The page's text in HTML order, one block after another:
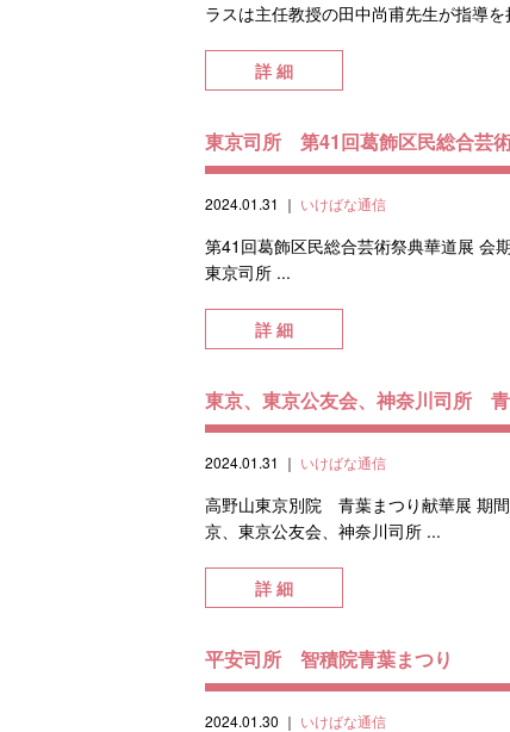
ラスは主任教授の田中尚甫先生が指導
詳 細
東京司所 第41回葛飾区民総合芸
2024.01.31 ｜ いけばな通信
第41回葛飾区民総合芸術祭典華道展
東京司所 ...
詳 細
東京、東京公友会、神奈川司所
2024.01.31 ｜ いけばな通信
高野山東京別院 青葉まつり献華展 期
京、東京公友会、神奈川司所 ...
詳 細
平安司所 智積院青葉まつり
2024.01.30 ｜ いけばな通信